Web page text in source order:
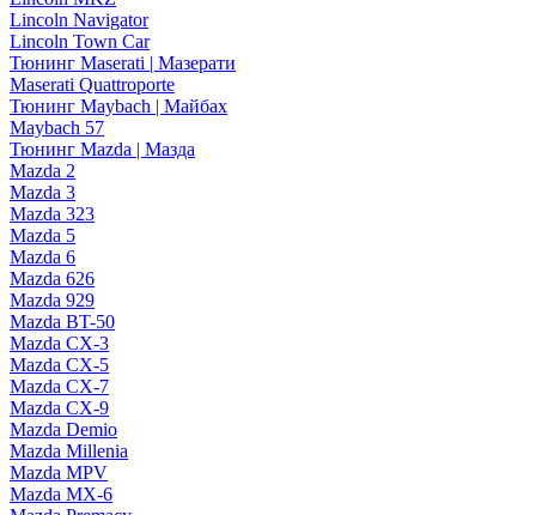
Lincoln Navigator
Lincoln Town Car
Тюнинг Maserati | Мазерати
Maserati Quattroporte
Тюнинг Maybach | Майбах
Maybach 57
Тюнинг Mazda | Мазда
Mazda 2
Mazda 3
Mazda 323
Mazda 5
Mazda 6
Mazda 626
Mazda 929
Mazda BT-50
Mazda CX-3
Mazda CX-5
Mazda CX-7
Mazda CX-9
Mazda Demio
Mazda Millenia
Mazda MPV
Mazda MX-6